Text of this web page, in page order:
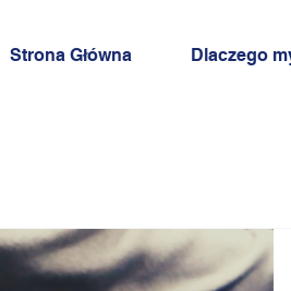
Strona Główna Dlaczego